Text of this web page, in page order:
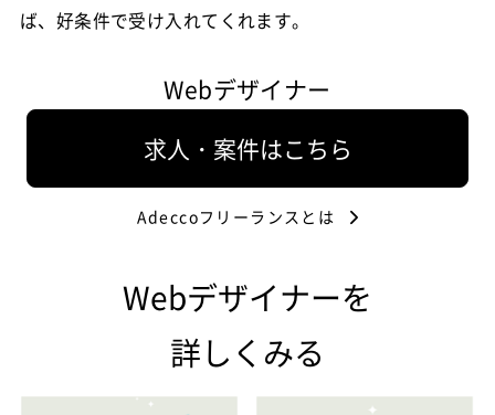
ば、好条件で受け入れてくれます。
Webデザイナー
求人・案件はこちら
Adeccoフリーランスとは
Webデザイナーを
詳しくみる